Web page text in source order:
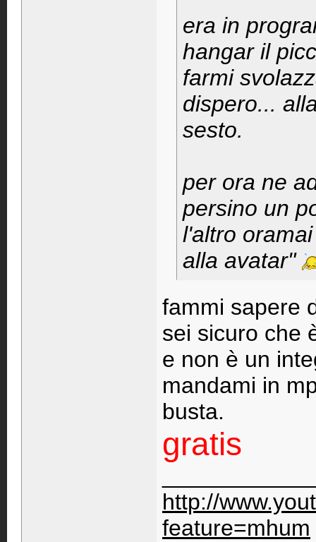
era in
hangar il
farmi
dispero...
sesto.
per ora ne
persino un
l'altro
alla avatar"
fammi sapere
sei sicuro che
e non è un
mandami in
busta.
gratis
http://
feature=mhum